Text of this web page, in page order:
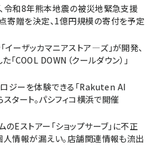
、令和8年熊本地震の被災地緊急支援
寄贈を決定、1億円規模の寄付を予定
イーザッカマニアストア―ズ」が開発、
「COOL DOWN（クールダウン）」
ジーを体験できる「Rakuten AI
タート。パシフィコ横浜で開催
のEストアー「ショップサーブ」に不正
人情報が漏えい。店舗関連情報も流出